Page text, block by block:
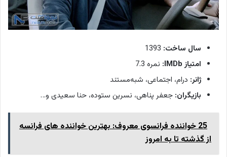
سال ساخت:
امتیاز IMDb:
نمره 7.3
ژانر: درام، اجتماعی، شبه‌مستند
بازیگران: جعفر پناهی، نسرین ستوده، حنا سعیدی و…
25 خواننده فرانسوی معروف: بهترین خواننده های فرانسه
از گذشته تا به امروز